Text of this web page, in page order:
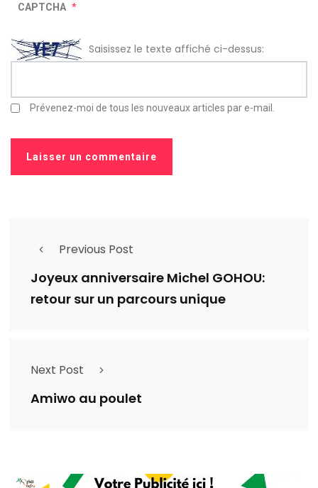
CAPTCHA *
Saisissez le texte affiché ci-dessus:
Prévenez-moi de tous les nouveaux articles par e-mail.
Previous Post
Joyeux anniversaire Michel GOHOU:
retour sur un parcours unique
Next Post
Amiwo au poulet